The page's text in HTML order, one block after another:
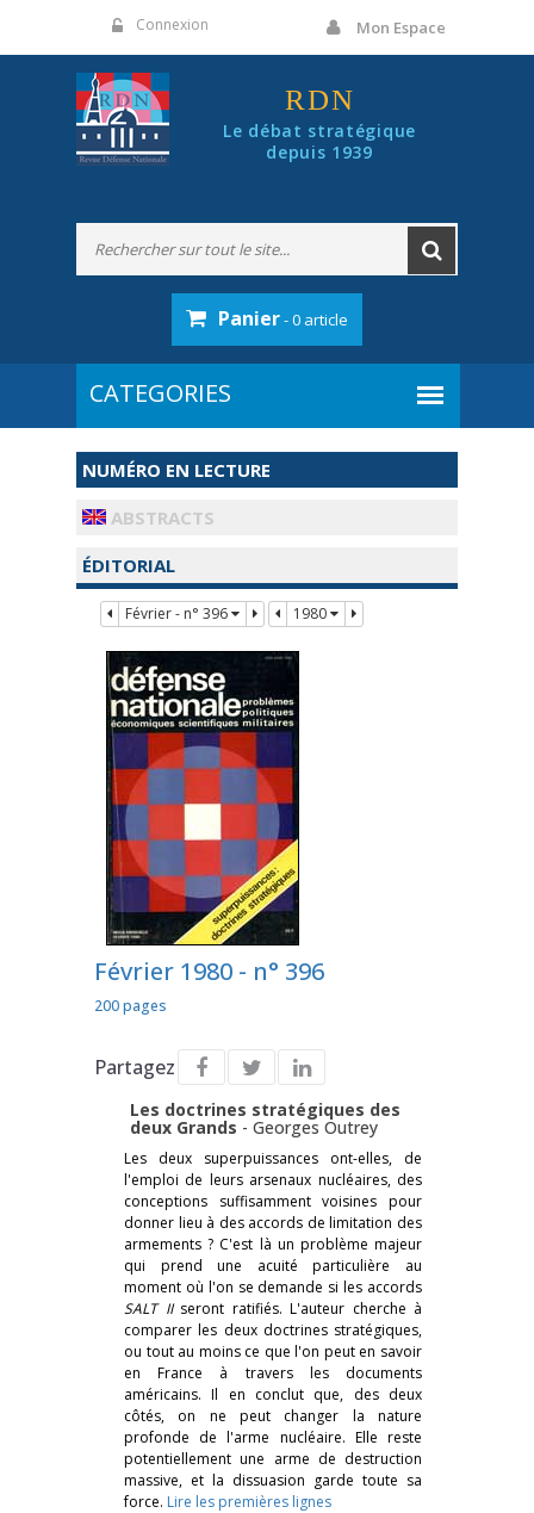
Connexion Mon Espace
RDN
Le débat stratégique
depuis 1939
Panier- 0 article
NUMÉRO EN LECTURE
ABSTRACTS
ÉDITORIAL
Février - n° 396 1980
Février 1980 - n° 396
200 pages
Partagez
Les doctrines stratégiques des
deux Grands - Georges Outrey
Les deux superpuissances ont-elles, de
l'emploi de leurs arsenaux nucléaires, des
conceptions suffisamment voisines pour
donner lieu à des accords de limitation des
armements ? C'est là un problème majeur
qui prend une acuité particulière au
moment où l'on se demande si les accords
SALT IIseront ratifiés. L'auteur cherche à
comparer les deux doctrines stratégiques,
ou tout au moins ce que l'on peut en savoir
en France à travers les documents
américains. Il en conclut que, des deux
côtés, on ne peut changer la nature
profonde de l'arme nucléaire. Elle reste
potentiellement une arme de destruction
massive, et la dissuasion garde toute sa
force. Lire les premières lignes